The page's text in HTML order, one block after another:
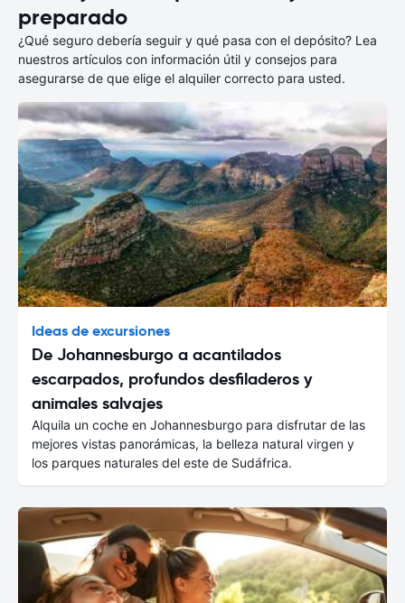
preparado
¿Qué seguro debería seguir y qué pasa con el depósito? Lea
nuestros artículos con información útil y consejos para
asegurarse de que elige el alquiler correcto para usted.
Ideas de excursiones
De Johannesburgo a acantilados
escarpados, profundos desfiladeros y
animales salvajes
Alquila un coche en Johannesburgo para disfrutar de las
mejores vistas panorámicas, la belleza natural virgen y
los parques naturales del este de Sudáfrica.